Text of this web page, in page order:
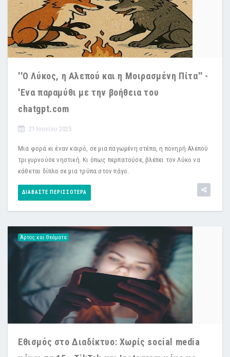
''Ο Λύκος, η Αλεπού και η Μοιρασμένη Πίτα'' -
'Ενα παραμύθι με την βοήθεια του
chatgpt.com
21 Ιουνίου 2025
Μια φορά κι έναν καιρό, σε μια παγωμένη στέπα, η πονηρή Αλεπού
τριγυρνούσε νηστική. Κι όπως περπατούσε, βλέπει τον Λύκο να
κάθεται δίπλα σε μια τρύπα στον πάγο.
ΔΙΑΒΆΣΤΕ ΠΕΡΙΣΣΌΤΕΡΑ
Άρτος και Θεάματα
Εθισμός στο Διαδίκτυο: Χωρίς social media